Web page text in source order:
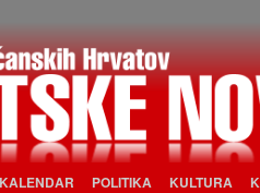
KALENDAR POLITIKA KULTURA